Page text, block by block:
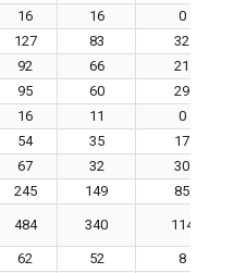
16 16
0
127 83
32
92 66
21
95 60
29
16 11
0
54 35
17
67 32
30
245 149 85
484 340 114
62 52
8